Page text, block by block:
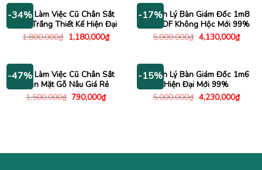
690,000₫.
-34%
Bàn Làm Việc Cũ Chân Sắt
Sơn Trắng Thiết Kế Hiện Đại
1,800,000₫ Giá
gốc
1,180,000₫Giá
hiện
1,180,000₫.
-17%
Thanh Lý Bàn Giám Đốc 1m8
Gỗ MDF Không Hộc Mới 99%
5,000,000₫ Giá
gốc
4,130,000₫Giá
hiện
-47%
Bàn Làm Việc Cũ Chân Sắt
Đen Mặt Gỗ Nâu Giá Rẻ
1,500,000₫ Giá
790,000₫Giá
hiện
-15%
Thanh Lý Bàn Giám Đốc 1m6
Hiện Đại Mới 99%
5,000,000₫ Giá
gốc
4,230,000₫Giá
hiện